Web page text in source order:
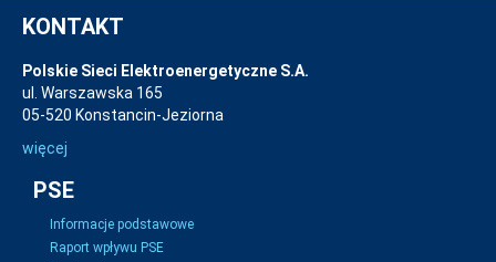
KONTAKT
Polskie Sieci Elektroenergetyczne S.A.
ul. Warszawska 165
05-520 Konstancin-Jeziorna
więcej
PSE
Informacje podstawowe
Raport wpływu PSE